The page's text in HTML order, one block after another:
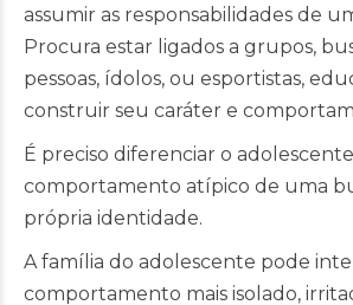
assumir as responsabilidades de
Procura estar ligados a grupos,
pessoas, ídolos, ou esportistas,
construir seu caráter e
É preciso diferenciar o
comportamento atípico de uma
própria identidade.
A família do adolescente pode
comportamento mais isolado,